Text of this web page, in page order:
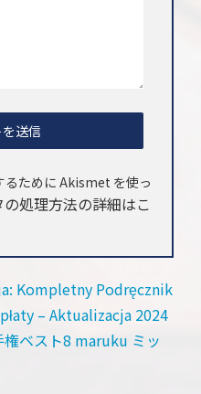
るために Akismet を使っ
処理方法の詳細はこ
Kompletny Podręcznik
– Aktualizacja 2024
ベスト8 maruku ミッ